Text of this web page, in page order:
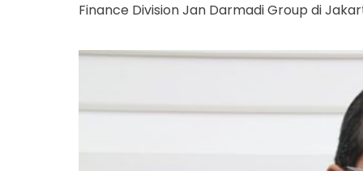
Finance Division Jan Darmadi Group di